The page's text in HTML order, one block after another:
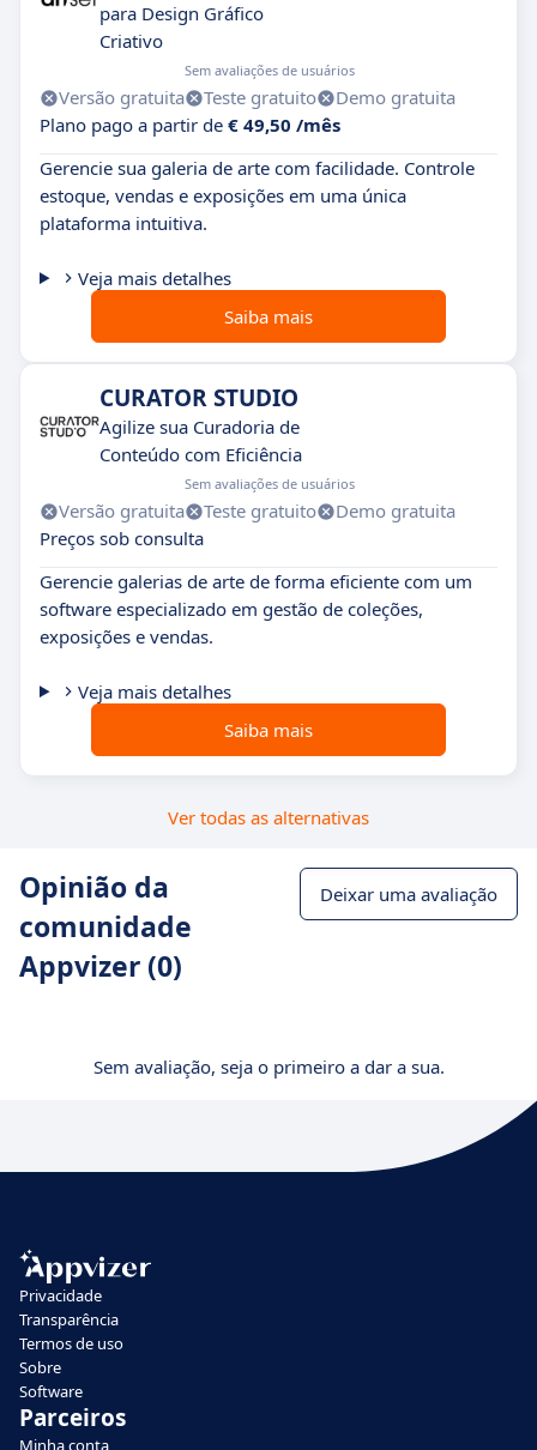
para Design Gráfico
Criativo
Sem avaliações de usuários
Versão gratuita Teste gratuito
Demo gratuita
Plano pago a partir de € 49,50 /mês
Gerencie sua galeria de arte com facilidade. Controle
estoque, vendas e exposições em uma única
plataforma intuitiva.
Veja mais detalhes
Saiba mais
CURATOR STUDIO
Agilize sua Curadoria de
Conteúdo com Eficiência
Sem avaliações de usuários
Versão gratuita Teste gratuito
Demo gratuita
Preços sob consulta
Gerencie galerias de arte de forma eficiente com um
software especializado em gestão de coleções,
exposições e vendas.
Veja mais detalhes
Saiba mais
Ver todas as alternativas
Opinião da
comunidade
Appvizer (0)
Deixar uma avaliação
Sem avaliação, seja o primeiro a dar a sua.
Privacidade
Transparência
Termos de uso
Sobre
Software
Parceiros
Minha conta